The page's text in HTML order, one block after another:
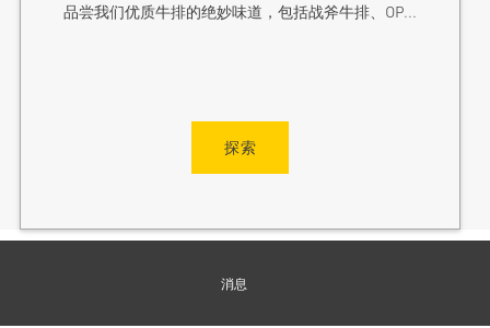
品尝我们优质牛排的绝妙味道，包括战斧牛排、OP...
探索
消息